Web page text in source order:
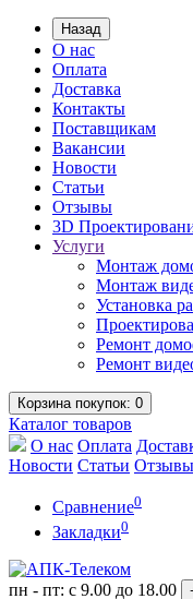
Назад
О нас
Оплата
Доставка
Контакты
Поставщикам
Вакансии
Новости
Статьи
Отзывы
3D
Услуги
Монтаж
Монтаж
Установка
Ремонт
Ремонт
Корзинапокупок: 0
Каталог товаров
О нас Оплата
Новости Статьи Отзывы
Сравнение0
Закладки0
пн - пт: с 9.00 до 18.00